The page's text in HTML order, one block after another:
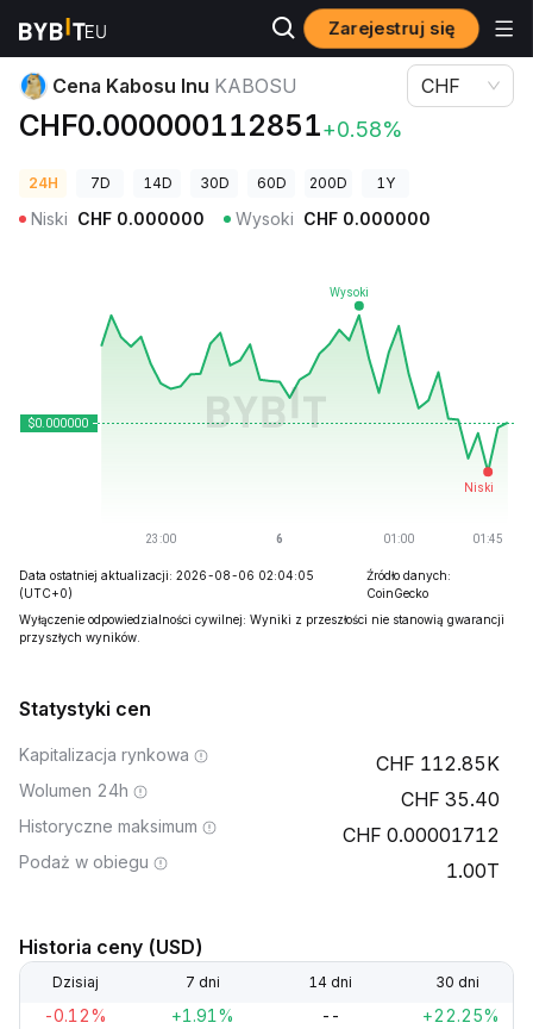
Zarejestruj się
Ceny kryptowalut Cena Kabosu Inu KABOSU
Cena Kabosu Inu KABOSU
CHF0.000000112851+0.58%
CHF
24H 7D 14D 30D 60D 200D 1Y
Niski CHF 0.000000 Wysoki CHF 0.000000
Data ostatniej aktualizacji: 2026-08-06 02:04:05
(UTC+0)
Źródło danych:
CoinGecko
Wyłączenie odpowiedzialności cywilnej: Wyniki z przeszłości nie stanowią gwarancji
przyszłych wyników.
Statystyki cen
Kapitalizacja rynkowa 112.85K
Wolumen 24h 35.40
Historyczne maksimum 0.00001712
Podaż w obiegu 1.00T
Historia ceny (USD)
Dzisiaj 7 dni 14 dni 30 dni
-0.12% +1.91% -- +22.25%